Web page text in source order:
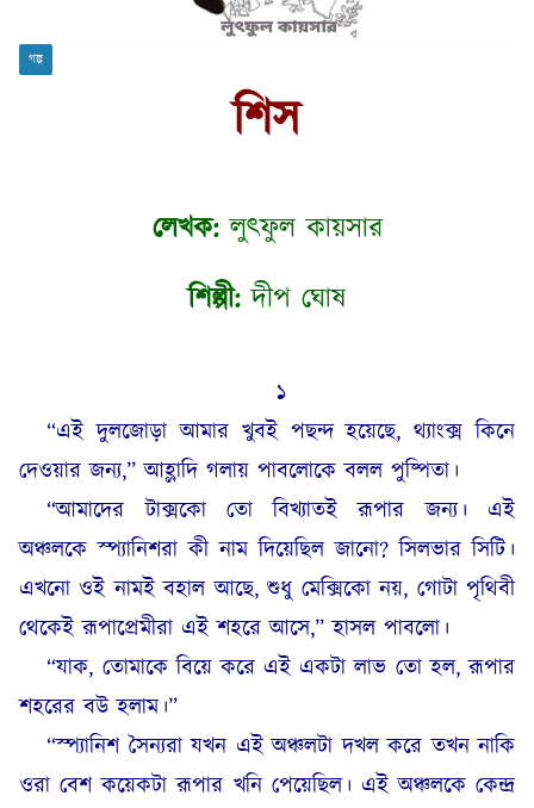
গল্প
শিস
লেখক:লুৎফুল কায়সার
শিল্পী: দীপ ঘোষ
১
“এই দুলজোড়া আমার খুবই পছন্দ হয়েছে, থ্যাংক্স কিনে
দেওয়ার জন্য,” আহ্লাদি গলায় পাবলোকে বলল পুষ্পিতা।
“আমাদের টাক্সকো তো বিখ্যাতই রূপার জন্য। এই
অঞ্চলকে স্প্যানিশরা কী নাম দিয়েছিল জানো? সিলভার সিটি।
এখনো ওই নামই বহাল আছে, শুধু মেক্সিকো নয়, গোটা পৃথিবী
থেকেই রূপাপ্রেমীরা এই শহরে আসে,” হাসল পাবলো।
“যাক, তোমাকে বিয়ে করে এই একটা লাভ তো হল, রূপার
শহরের বউ হলাম।”
“স্প্যানিশ সৈন্যরা যখন এই অঞ্চলটা দখল করে তখন নাকি
ওরা বেশ কয়েকটা রূপার খনি পেয়েছিল। এই অঞ্চলকে কেন্দ্র